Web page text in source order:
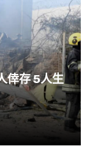
倖存 5人生